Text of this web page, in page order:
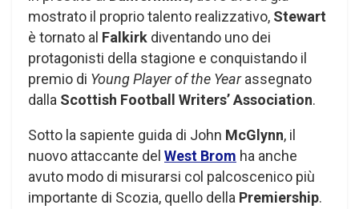
mostrato il proprio talento realizzativo, Stewart
è tornato al Falkirk diventando uno dei
protagonisti della stagione e conquistando il
premio di Young Player of the Yearassegnato
dalla Scottish Football Writers’ Association.
Sotto la sapiente guida di John McGlynn, il
nuovo attaccante del West Brom ha anche
avuto modo di misurarsi col palcoscenico più
importante di Scozia, quello della Premiership.